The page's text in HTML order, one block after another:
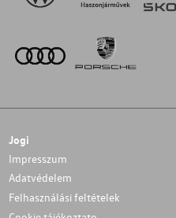
Jogi
Impresszum
Adatvédelem
Felhasználási feltételek